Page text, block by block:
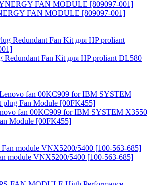
FAN MODULE [809097-001]
Redundant Fan Kit для HP proliant DL580
fan 00KC909 for IBM SYSTEM X3550
Module [00FK455]
module VNX5200/5400 [100-563-685]